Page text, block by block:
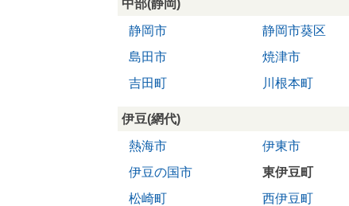
中部(静岡)
静岡市
静岡市葵区
島田市
焼津市
吉田町
川根本町
伊豆(網代)
熱海市
伊東市
伊豆の国市
東伊豆町
松崎町
西伊豆町